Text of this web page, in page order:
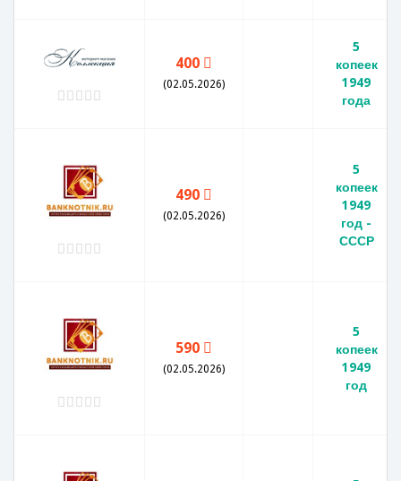
400
(02.05.2026)
5
копеек
1949
года
490
(02.05.2026)
5
копеек
1949
год -
СССР
590
(02.05.2026)
5
копеек
1949
год